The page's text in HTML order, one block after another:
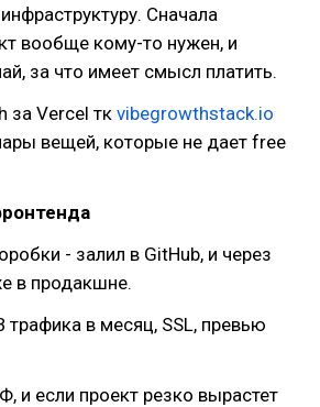
Сначала
вообще кому-то нужен, и
за что имеет смысл платить.
за Vercel тк vibegrowthstack.io
вещей, которые не дает free
- залил в GitHub, и через
в продакшне.
трафика в месяц, SSL, превью
и если проект резко вырастет